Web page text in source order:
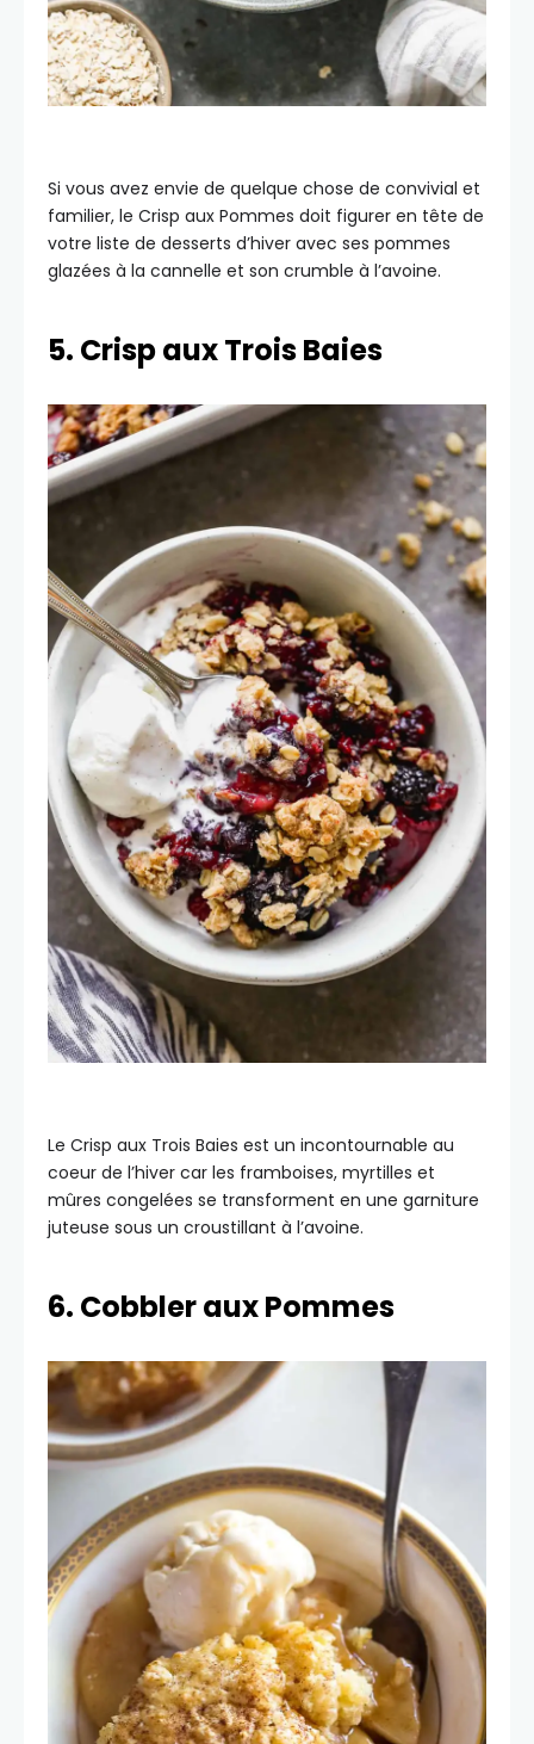
Si vous avez envie de quelque chose de convivial et
familier, le Crisp aux Pommes doit figurer en tête de
votre liste de desserts d’hiver avec ses pommes
glazées à la cannelle et son crumble à l’avoine.
5. Crisp aux Trois Baies
Le Crisp aux Trois Baies est un incontournable au
coeur de l’hiver car les framboises, myrtilles et
mûres congelées se transforment en une garniture
juteuse sous un croustillant à l’avoine.
6. Cobbler aux Pommes